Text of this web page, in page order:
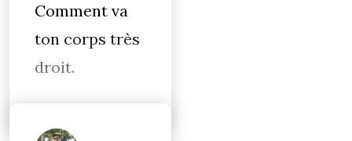
Comment va
ton corps très
droit.